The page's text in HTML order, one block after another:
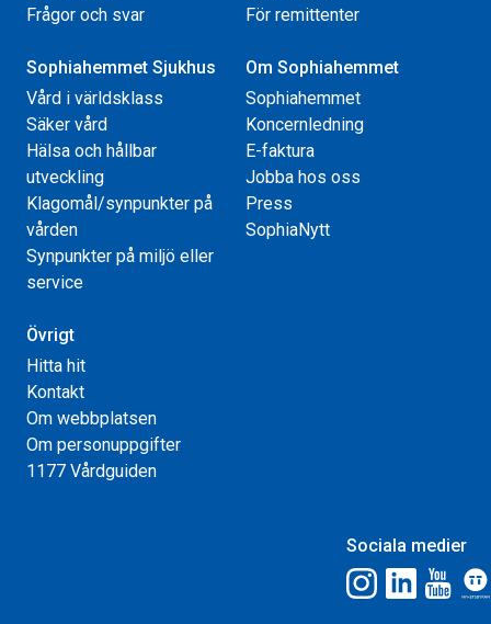
Frågor och svar
För remittenter
Sophiahemmet Sjukhus
Vård i världsklass
Säker vård
Hälsa och hållbar
utveckling
Klagomål/synpunkter på
vården
Synpunkter på miljö eller
service
Om Sophiahemmet
Sophiahemmet
Koncernledning
E-faktura
Jobba hos oss
Press
SophiaNytt
Övrigt
Hitta hit
Kontakt
Om webbplatsen
Om personuppgifter
1177 Vårdguiden
Sociala medier